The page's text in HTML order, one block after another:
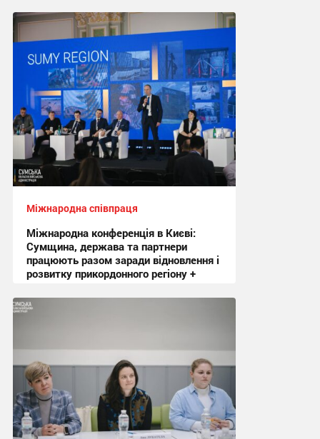
22:29, 17.06.2026
Міжнародна співпраця
Міжнародна конференція в Києві:
Сумщина, держава та партнери
працюють разом заради відновлення і
розвитку прикордонного регіону +
20:13, 30.10.2025